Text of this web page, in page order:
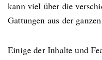
kann viel über die
Gattungen aus der
Einige der Inhalte und